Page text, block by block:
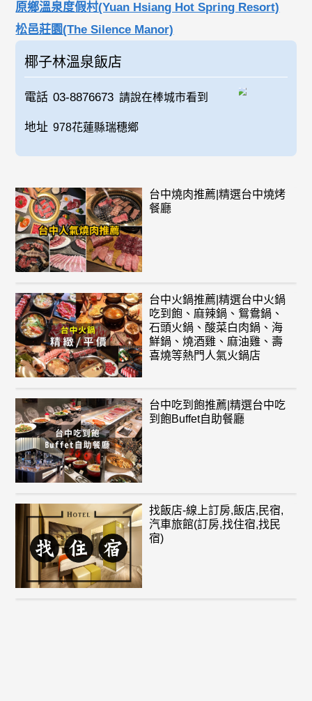
原鄉溫泉度假村(Yuan Hsiang Hot Spring Resort)
松邑莊園(The Silence Manor)
椰子林溫泉飯店
電話 03-8876673 請說在棒城市看到
地址 978花蓮縣瑞穗鄉
台中燒肉推薦|精選台中燒烤
餐廳
台中火鍋推薦|精選台中火鍋
吃到飽、麻辣鍋、鴛鴦鍋、
石頭火鍋、酸菜白肉鍋、海
鮮鍋、燒酒雞、麻油雞、壽
喜燒等熱門人氣火鍋店
台中吃到飽推薦|精選台中吃
到飽Buffet自助餐廳
找飯店-線上訂房,飯店,民宿,
汽車旅館(訂房,找住宿,找民
宿)